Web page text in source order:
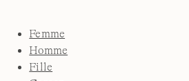
Femme
Homme
Fille